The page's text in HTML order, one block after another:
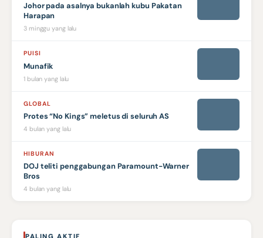
Johor pada asalnya bukanlah kubu Pakatan
Harapan
3 minggu yang lalu
PUISI
Munafik
1 bulan yang lalu
GLOBAL
Protes “No Kings” meletus di seluruh AS
4 bulan yang lalu
HIBURAN
DOJ teliti penggabungan Paramount-Warner
Bros
4 bulan yang lalu
PALING AKTIF